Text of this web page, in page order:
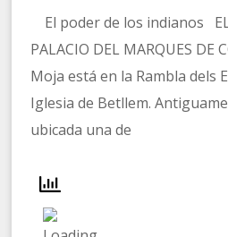
El poder de los indianos EL
PALACIO DEL MARQUES
Moja está en la Rambla dels
Iglesia de Betllem.
ubicada una de